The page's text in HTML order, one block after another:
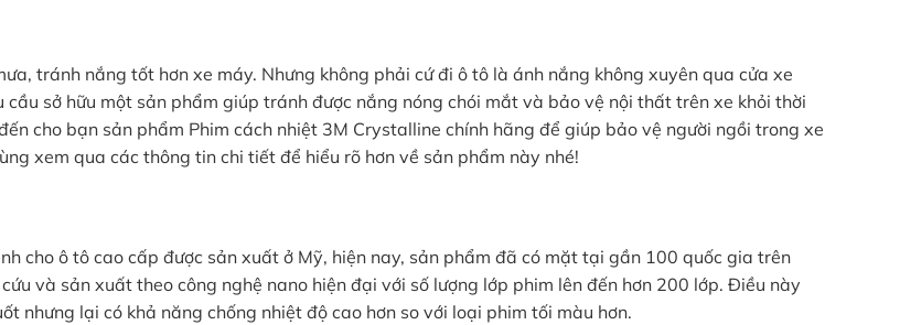
tránh nắng tốt hơn xe máy. Nhưng không phải cứ đi ô tô là ánh nắng không xuyên qua cửa xe
sở hữu một sản phẩm giúp tránh được nắng nóng chói mắt và bảo vệ nội thất trên xe khỏi thời
cho bạn sản phẩm Phim cách nhiệt 3M Crystalline chính hãng để giúp bảo vệ người ngồi trong xe
xem qua các thông tin chi tiết để hiểu rõ hơn về sản phẩm này nhé!
cho ô tô cao cấp được sản xuất ở Mỹ, hiện nay, sản phẩm đã có mặt tại gần 100 quốc gia trên
và sản xuất theo công nghệ nano hiện đại với số lượng lớp phim lên đến hơn 200 lớp. Điều này
nhưng lại có khả năng chống nhiệt độ cao hơn so với loại phim tối màu hơn.